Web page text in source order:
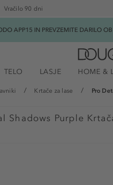
Vračilo 90 dni
APP15 IN PREVZEMITE DARILO
TELO LASJE HOME &
Krtače za lase Pro
Shadows Purple